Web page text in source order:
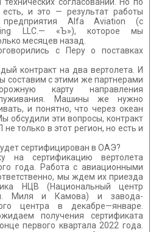
и это — результат работы
предприятия Alfa Aviation (с
LLC.— «Ъ»), которое мы
месяцев назад.
с Перу о поставках
контракт на два вертолета. И
составим с этими же партнерами
карту направления
Машины же нужно
и понятно, что через океан
обсудили эти вопросы, контракт
только в этот регион, но есть и
сертифицирован в ОАЭ?
сертификацию вертолета
года. Работа с авиационными
мы ждем их приезда
НЦВ (Национальный центр
Миля и Камова) и завода-
центра в декабре—январе.
получения сертификата
первого квартала 2022 года.